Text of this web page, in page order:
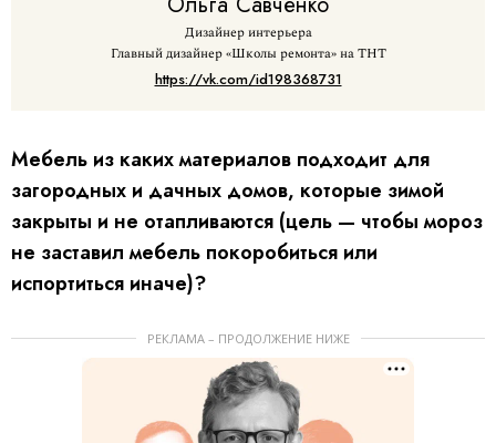
Дизайнер интерьера
Главный дизайнер «Школы ремонта» на ТНТ
https://vk.com/id198368731
Мебель из каких материалов подходит для
загородных и дачных домов, которые зимой
закрыты и не отапливаются (цель — чтобы мороз
не заставил мебель покоробиться или
испортиться иначе)?
РЕКЛАМА – ПРОДОЛЖЕНИЕ НИЖЕ